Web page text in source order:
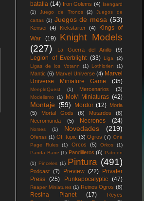
batalla (14) Iron Golems (4) Isengard
(1)
Juego de Tronos (2)
Juegos de
cartas (1) Juegos de mesa (53)
Kensei (4) Kickstarter (4)
Kings of
War
(19)
Knight Models
(227)
La Guerra del Anillo (9)
Legion of Everblight (33) Liga
(2)
Ligas de los Votann
(1) Lothlorien (1)
Mantic (6) Marvel Universe (4) Marvel
Universe Miniature Game
(35)
MeepleQuest (1) Mercenarios (3)
Modelismo (1) MoM Miniaturas (42)
Montaje (59) Mordor (12) Moria
(5)
Mortal Gods (6) Mutardos
(8)
Necromunda
(5) Necrones (24)
Norses (1) Novedades (219)
Ofertas (1) Off-topic (3) Ogros (7) One
Page Rules
(1) Orcos (5) Orkos
(1)
Panda Bane (1) Pandilleros (6) Patreon
(1) Pinceles (1) Pintura (491)
Podcast (7) Preview (22)
Privater
Press (25) Punkapocalyptic (47)
Reaper Miniatures (1) Reinos Ogros (8)
Resina Planet (17)
Reyes